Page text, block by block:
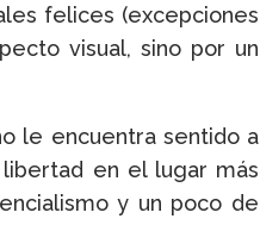
felices (excepciones
visual, sino por un
le encuentra sentido a
en el lugar más
y un poco de